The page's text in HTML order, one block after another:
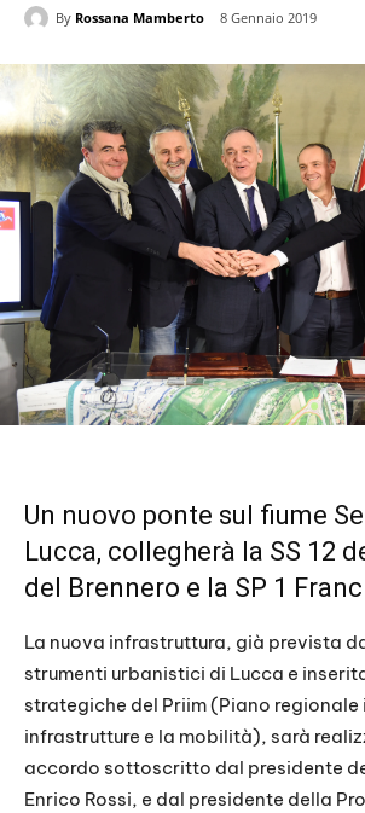
By Rossana Mamberto 8 Gennaio 2019
Un nuovo ponte sul fiume
Lucca, collegherà la SS 12
del Brennero e la SP 1
La nuova infrastruttura, già prevista
strumenti urbanistici di Lucca e
strategiche del Priim (Piano
infrastrutture e la mobilità), sarà
accordo sottoscritto dal presidente
Enrico Rossi, e dal presidente della